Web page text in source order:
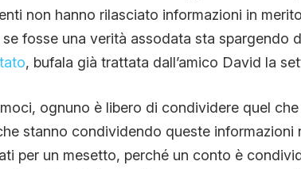
non hanno rilasciato informazioni in
fosse una verità assodata sta spargendo
, bufala già trattata dall’amico David la
ognuno è libero di condividere quel
stanno condividendo queste
per un mesetto, perché un conto è